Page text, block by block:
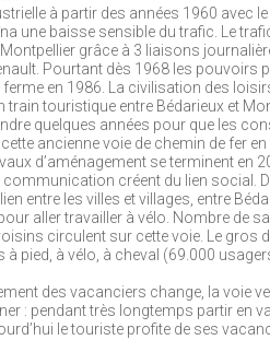
à partir des années 1960 avec
une baisse sensible du trafic. Le
grâce à 3 liaisons
Pourtant dès 1968 les pouvoirs
ferme en 1986. La civilisation des
train touristique entre Bédarieux et
quelques années pour que les
ancienne voie de chemin de fer
d’aménagement se terminent en
communication créent du lien social.
entre les villes et villages, entre
aller travailler à vélo. Nombre de
circulent sur cette voie. Le gros
à pied, à vélo, à cheval (69.000
des vacanciers change, la voie
: pendant très longtemps partir en
le touriste profite de ses